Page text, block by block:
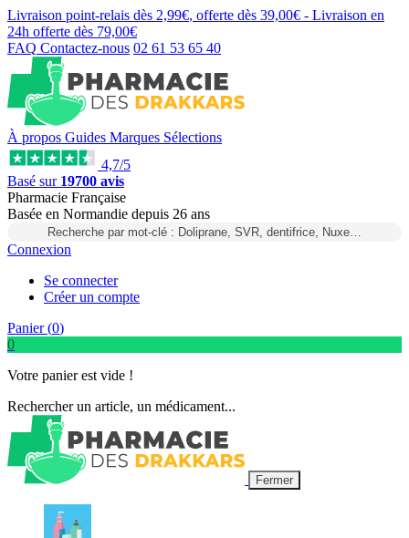
Livraison point-relais dès 2,99€, offerte dès 39,00€ - Livraison en
24h offerte dès 79,00€
FAQ Contactez-nous 02 61 53 65 40
À propos Guides Marques Sélections
4,7/5
Basé sur 19700 avis
Pharmacie Française
Basée en Normandie depuis 26 ans
Recherche par mot-clé : Doliprane, SVR, dentifrice, Nuxe…
Connexion
Se connecter
Créer un compte
Panier (0)
0
Votre panier est vide !
Rechercher un article, un médicament...
Fermer